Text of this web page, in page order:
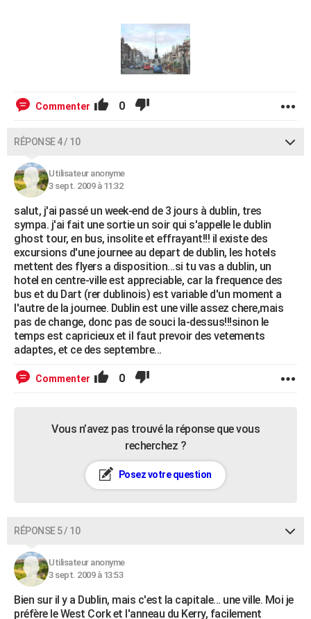
Commenter 0
RÉPONSE 4 / 10
Utilisateur anonyme
3 sept. 2009 à 11:32
salut, j'ai passé un week-end de 3 jours à dublin, tres
sympa. j'ai fait une sortie un soir qui s'appelle le dublin
ghost tour, en bus, insolite et effrayant!!! il existe des
excursions d'une journee au depart de dublin, les hotels
mettent des flyers a disposition...si tu vas a dublin, un
hotel en centre-ville est appreciable, car la frequence des
bus et du Dart (rer dublinois) est variable d'un moment a
l'autre de la journee. Dublin est une ville assez chere,mais
pas de change, donc pas de souci la-dessus!!!sinon le
temps est capricieux et il faut prevoir des vetements
adaptes, et ce des septembre...
Commenter 0
Vous n’avez pas trouvé la réponse que vous
recherchez ?
Posez votre question
RÉPONSE 5 / 10
Utilisateur anonyme
3 sept. 2009 à 13:53
Bien sur il y a Dublin, mais c'est la capitale... une ville. Moi je
préfère le West Cork et l'anneau du Kerry, facilement